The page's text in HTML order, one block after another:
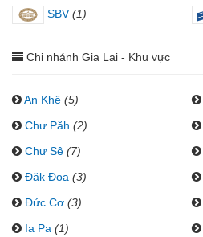
SBV (1)
Chi nhánh Gia Lai - Khu vực
An Khê (5)
Chư Păh (2)
Chư Sê (7)
Đăk Đoa (3)
Đức Cơ (3)
Ia Pa (1)